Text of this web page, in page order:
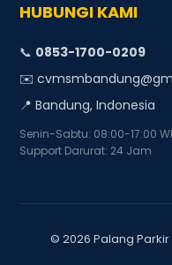
HUBUNGI KAMI
📞 0853-1700-0209
✉️
📍 Bandung, Indonesia
Senin-Sabtu: 08:00-17:00
Support Darurat: 24 Jam
© 2026 Palang Parkir